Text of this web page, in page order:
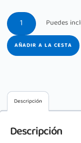
AÑADIR A LA CESTA
Descripción
Descripción